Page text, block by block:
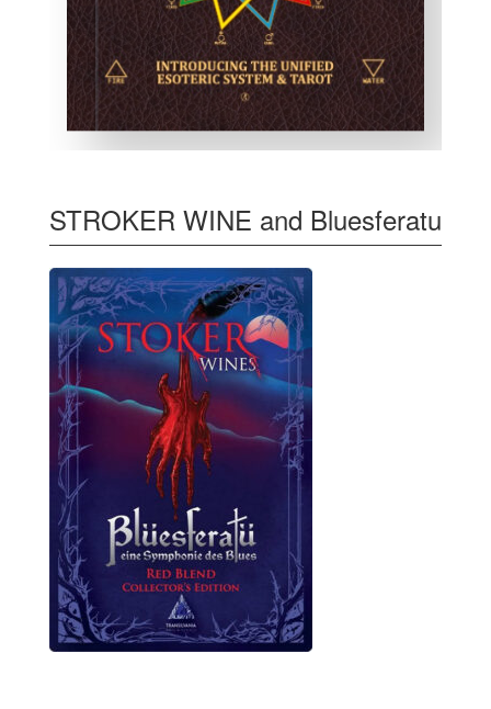
STROKER WINE and Bluesferatu